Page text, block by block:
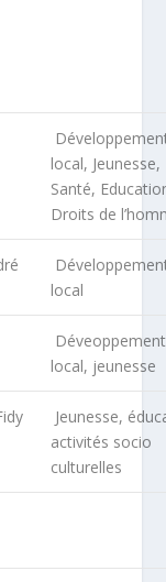
local, Jeunesse,
Santé,
Droits de
local
Déveoppement
local, jeunesse
Jeunesse,
activités socio
culturelles